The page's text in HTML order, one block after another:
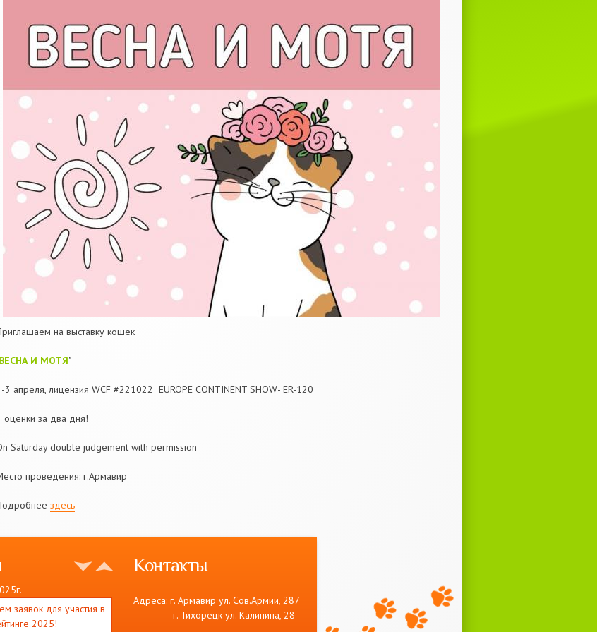
на выставку кошек
ВЕСНА И МОТЯ"
3 апреля, лицензия WCF #221022 EUROPE CONTINENT SHOW- ER-120
оценки за два дня!
Saturday double judgement with permission
проведения: г.Армавир
здесь
заявок для участия в
2025!
Контакты
Адреса: г. Армавир ул. Сов.Армии, 287
г. Тихорецк ул. Калинина, 28